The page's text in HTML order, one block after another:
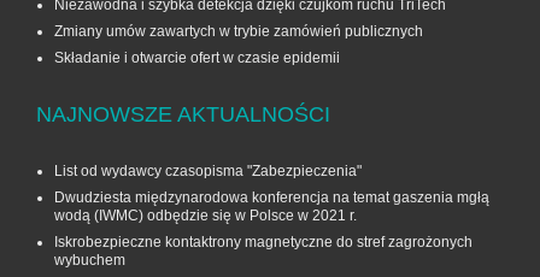
Niezawodna i szybka detekcja dzięki czujkom ruchu TriTech
Zmiany umów zawartych w trybie zamówień publicznych
Składanie i otwarcie ofert w czasie epidemii
NAJNOWSZE AKTUALNOŚCI
List od wydawcy czasopisma "Zabezpieczenia"
Dwudziesta międzynarodowa konferencja na temat gaszenia mgłą
wodą (IWMC) odbędzie się w Polsce w 2021 r.
Iskrobezpieczne kontaktrony magnetyczne do stref zagrożonych
wybuchem